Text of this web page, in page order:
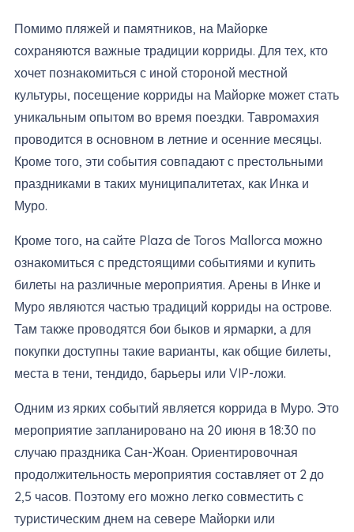
Помимо пляжей и памятников, на Майорке
сохраняются важные традиции корриды. Для тех, кто
хочет познакомиться с иной стороной местной
культуры, посещение корриды на Майорке может стать
уникальным опытом во время поездки. Тавромахия
проводится в основном в летние и осенние месяцы.
Кроме того, эти события совпадают с престольными
праздниками в таких муниципалитетах, как Инка и
Муро.
Кроме того, на сайте Plaza de Toros Mallorca можно
ознакомиться с предстоящими событиями и купить
билеты на различные мероприятия. Арены в Инке и
Муро являются частью традиций корриды на острове.
Там также проводятся бои быков и ярмарки, а для
покупки доступны такие варианты, как общие билеты,
места в тени, тендидо, барьеры или VIP-ложи.
Одним из ярких событий является коррида в Муро. Это
мероприятие запланировано на 20 июня в 18:30 по
случаю праздника Сан-Жоан. Ориентировочная
продолжительность мероприятия составляет от 2 до
2,5 часов. Поэтому его можно легко совместить с
туристическим днем на севере Майорки или